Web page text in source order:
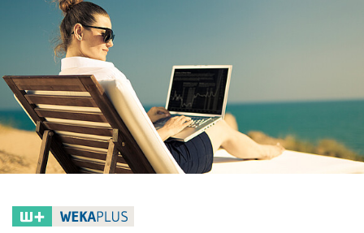
Beitrag zeigt ausgewählte praxisrelevante Aspekte
der Teilzeit und des Jobsharings.